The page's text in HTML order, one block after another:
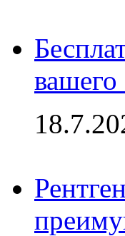
вашего